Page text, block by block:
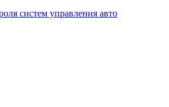
систем управления авто